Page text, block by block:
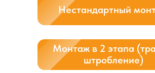
могут быть закреплены специальными скобами или
кронштейнами, которые прочно фиксируют их на стене.